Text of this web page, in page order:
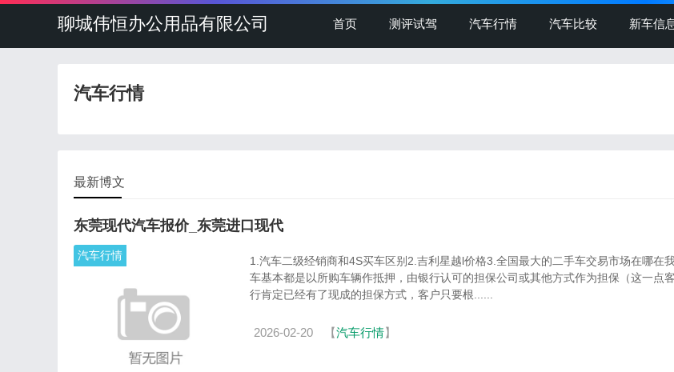
聊城伟恒办公用品有限公司 首页 测评试驾 汽车行情 汽车比较 新车信
汽车行情
最新博文
东莞现代汽车报价_东莞进口现代
汽车行情
1.汽车二级经销商和4S买车区别2.吉利星越l价格3.全国最大的二手车交易市场在哪在
车基本都是以所购车辆作抵押，由银行认可的担保公司或其他方式作为担保（这一点
行肯定已经有了现成的担保方式，客户只要根......
2026-02-20 【汽车行情】